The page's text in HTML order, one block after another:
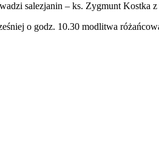
salezjanin – ks. Zygmunt Kostka
o godz. 10.30 modlitwa